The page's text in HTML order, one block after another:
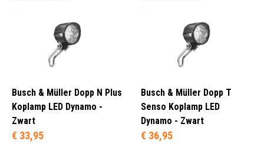
Busch & Müller Dopp N Plus
Koplamp LED Dynamo -
Zwart
€ 33,95
Busch & Müller Dopp T
Senso Koplamp LED
Dynamo - Zwart
€ 36,95